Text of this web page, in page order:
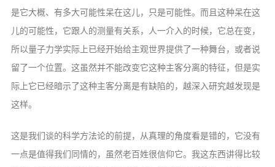
是它大概、有多大可能性呆在这儿，只是可能性。而且这种呆在这
儿的可能性，它跟人的测量有关系，人一介入的时候，它总在变，
所以量子力学实际上已经开始给主观世界提供了一种舞台，或者说
留了一个位置。这虽然并不能改变它这种主客分离的特征，但是实
际上它已经暗示了这种主客分离是有缺陷的，越深入研究越发现是
这样。
这是我们谈的科学方法论的前提，从真理的角度看是错的，它没有
一点是值得我们同情的，虽然老百姓很信仰它。我这东西讲得比较